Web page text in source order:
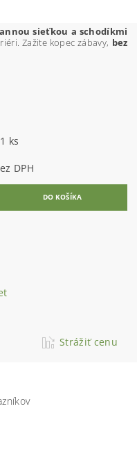
sieťkou a schodíkmi
Zažite kopec zábavy, bez
ks
bez DPH
Strážiť cenu